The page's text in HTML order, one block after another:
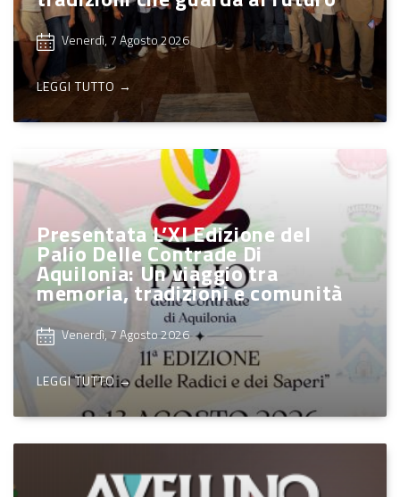
Venerdì, 7 Agosto 2026
LEGGI TUTTO →
Presentata L’XI Edizione del
Palio Delle Contrade Di
Aquilonia: Un viaggio tra
memoria, tradizioni e comunità
Venerdì, 7 Agosto 2026
LEGGI TUTTO →